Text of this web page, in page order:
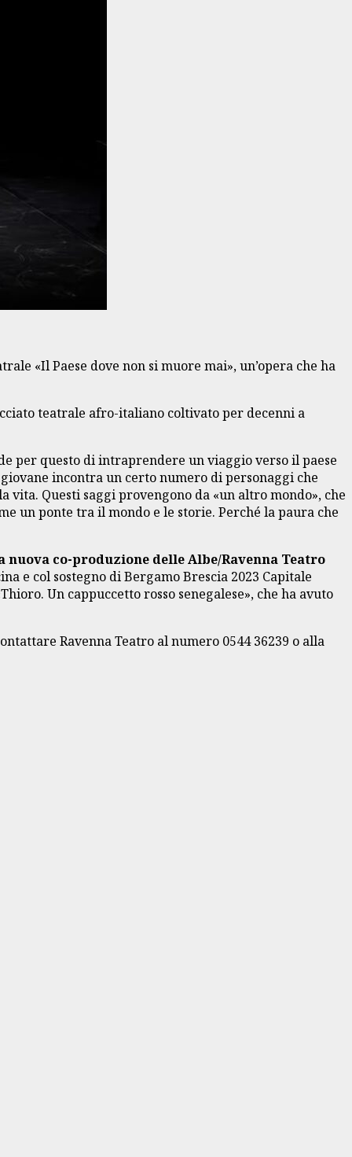
«Il Paese dove non si muore mai», un’opera che ha
teatrale afro-italiano coltivato per decenni a
per questo di intraprendere un viaggio verso il paese
incontra un certo numero di personaggi che
Questi saggi provengono da «un altro mondo», che
un ponte tra il mondo e le storie. Perché la paura che
nuova co-produzione delle Albe/Ravenna Teatro
e col sostegno di Bergamo Brescia 2023 Capitale
Un cappuccetto rosso senegalese», che ha avuto
Ravenna Teatro al numero 0544 36239 o alla